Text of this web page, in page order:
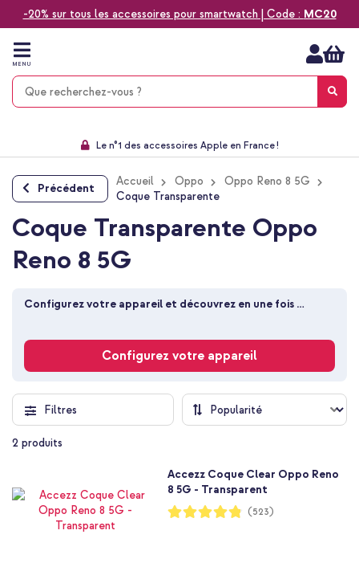
-20% sur tous les accessoires pour smartwatch | Code : MC20
Aller
contenu
MENU
Choisissez entre la livraison à domicile, rapide ou en point relais
9,1 venant de 17.697 avis
Précédent
Accueil Oppo
Oppo Reno 8 5G
Coque Transparente
Coque Transparente Oppo
Reno 8 5G
Configurez votre appareil et découvrez en une fois
Configurez votre appareil
Filtres
2 produits
Accezz Coque Clear Oppo Reno
8 5G - Transparent
Notation:
96%
(523)